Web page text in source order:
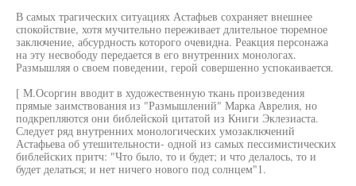
В самых трагических ситуациях Астафьев сохраняет внешнее
спокойствие, хотя мучительно переживает длительное тюремное
заключение, абсурдность которого очевидна. Реакция персонажа
на эту несвободу передается в его внутренних монологах.
Размышляя о своем поведении, герой совершенно успокаивается.
[ М.Осоргин вводит в художественную ткань произведения
прямые заимствования из "Размышлений" Марка Аврелия, но
подкрепляются они библейской цитатой из Книги Эклезиаста.
Следует ряд внутренних монологических умозаключений
Астафьева об утешительности- одной из самых пессимистических
библейских притч: "Что было, то и будет; и что делалось, то и
будет делаться; и нет ничего нового под солнцем"1.